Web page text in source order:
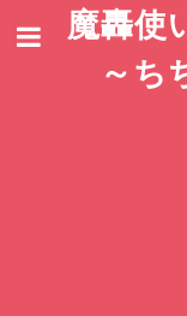
魔轟使
～ち